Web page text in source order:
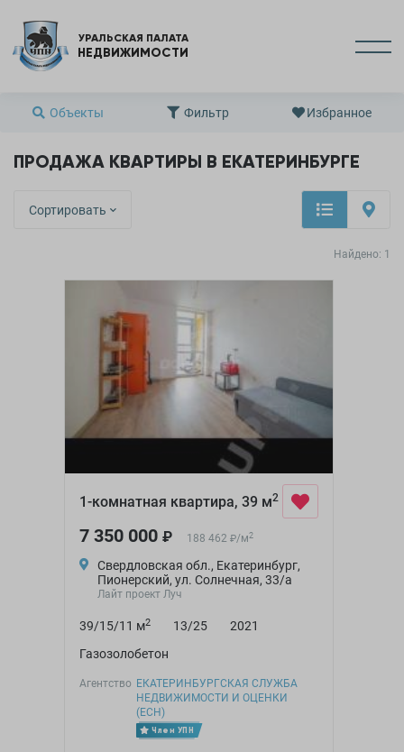
УРАЛЬСКАЯ ПАЛАТА
НЕДВИЖИМОСТИ
Объекты Фильтр Избранное
ПРОДАЖА КВАРТИРЫ В ЕКАТЕРИНБУРГЕ
Сортировать
Найдено: 1
1-комнатная квартира, 39 м2
7 350 000 ₽ 188 462 ₽/м2
Свердловская обл., Екатеринбург,
Пионерский, ул. Солнечная, 33/а
Лайт проект Луч
39/15/11 м2 13/25
2021
Газозолобетон
Агентство ЕКАТЕРИНБУРГСКАЯ СЛУЖБА
НЕДВИЖИМОСТИ И ОЦЕНКИ
(ЕСН)
Член УПН